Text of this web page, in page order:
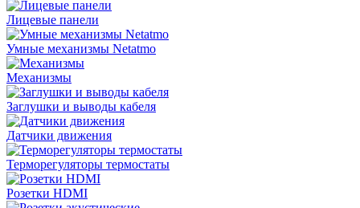
Лицевые панели
Умные механизмы Netatmo
Механизмы
Заглушки и выводы кабеля
Датчики движения
Терморегуляторы термостаты
Розетки HDMI